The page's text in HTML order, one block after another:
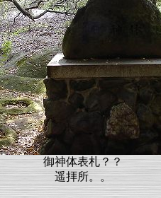
御神体表札？？
遥拝所。。